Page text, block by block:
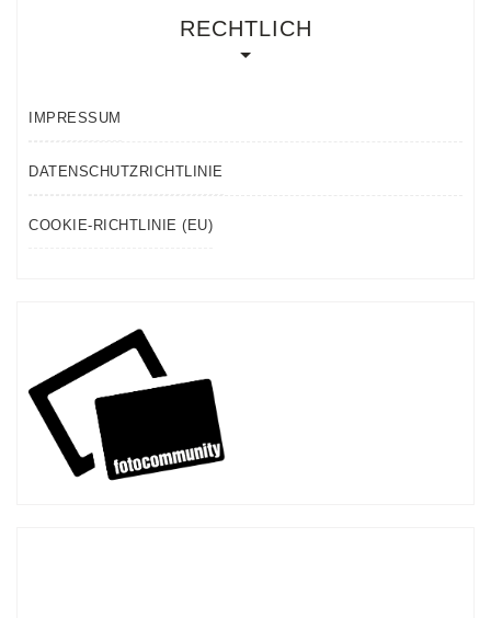
RECHTLICH
IMPRESSUM
DATENSCHUTZRICHTLINIE
COOKIE-RICHTLINIE (EU)